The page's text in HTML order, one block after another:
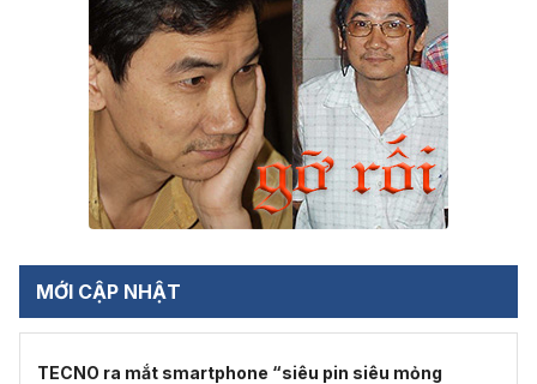
MỚI CẬP NHẬT
TECNO ra mắt smartphone “siêu pin siêu mỏng